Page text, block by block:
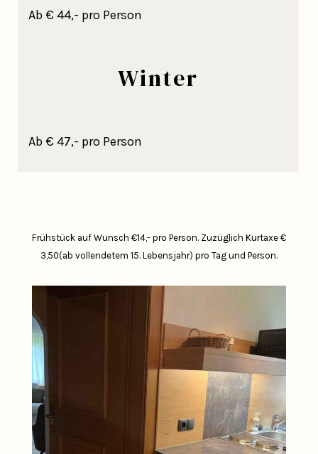
Ab € 44,- pro Person
Winter
Ab € 47,- pro Person
Frühstück auf Wunsch €14,- pro Person. Zuzüglich Kurtaxe €
3,50(ab vollendetem 15. Lebensjahr) pro Tag und Person.